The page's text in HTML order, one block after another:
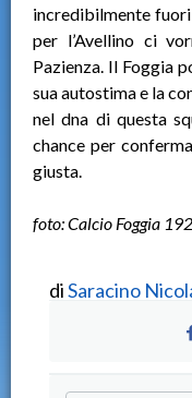
incredibilmente
per l’Avellino ci
Pazienza. Il Foggia
sua autostima e la
nel dna di questa
chance per
giusta.
foto: Calcio Foggia
diSaracino